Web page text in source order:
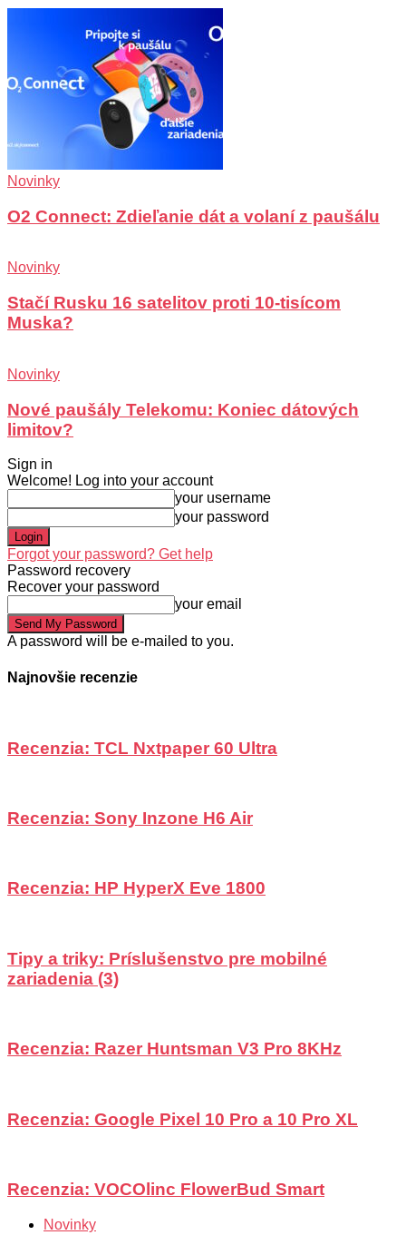
Novinky
O2 Connect: Zdieľanie dát a volaní z paušálu
Novinky
Stačí Rusku 16 satelitov proti 10-tisícom
Muska?
Novinky
Nové paušály Telekomu: Koniec dátových
limitov?
Sign in
Welcome! Log into your account
your username
your password
Forgot your password? Get help
Password recovery
Recover your password
your email
A password will be e-mailed to you.
Najnovšie recenzie
Recenzia: TCL Nxtpaper 60 Ultra
Recenzia: Sony Inzone H6 Air
Recenzia: HP HyperX Eve 1800
Tipy a triky: Príslušenstvo pre mobilné
zariadenia (3)
Recenzia: Razer Huntsman V3 Pro 8KHz
Recenzia: Google Pixel 10 Pro a 10 Pro XL
Recenzia: VOCOlinc FlowerBud Smart
Novinky